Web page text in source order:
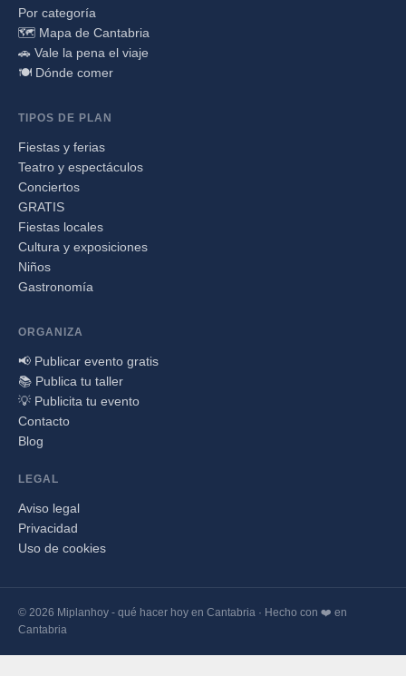
Por categoría
🗺️ Mapa de Cantabria
🚗 Vale la pena el viaje
🍽️ Dónde comer
TIPOS DE PLAN
Fiestas y ferias
Teatro y espectáculos
Conciertos
GRATIS
Fiestas locales
Cultura y exposiciones
Niños
Gastronomía
ORGANIZA
📢 Publicar evento gratis
📚 Publica tu taller
💡 Publicita tu evento
Contacto
Blog
LEGAL
Aviso legal
Privacidad
Uso de cookies
© 2026 Miplanhoy - qué hacer hoy en Cantabria · Hecho con ❤️ en
Cantabria